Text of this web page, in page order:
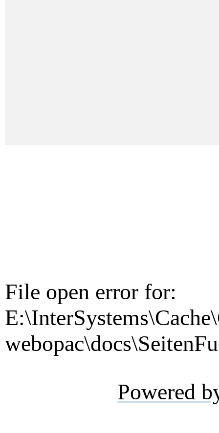
File open error for:
Powered